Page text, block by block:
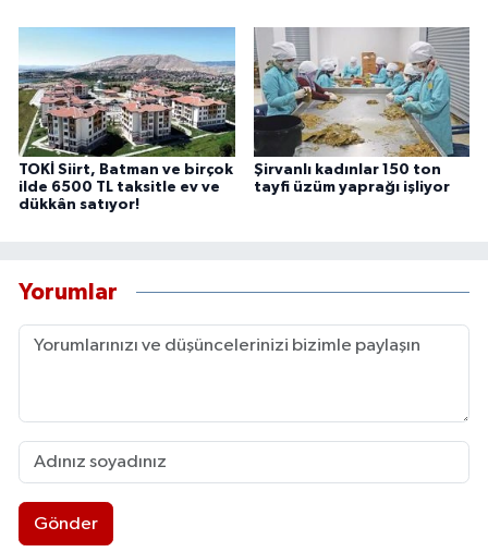
TOKİ Siirt, Batman ve birçok
ilde 6500 TL taksitle ev ve
dükkân satıyor!
Şirvanlı kadınlar 150 ton
tayfi üzüm yaprağı işliyor
Yorumlar
Gönder